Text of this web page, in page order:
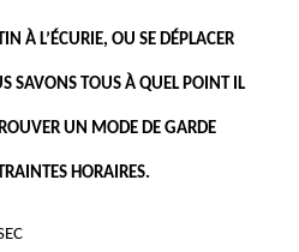
À L’ÉCURIE, OU SE DÉPLACER
SAVONS TOUS À QUEL POINT IL
UN MODE DE GARDE
HORAIRES.